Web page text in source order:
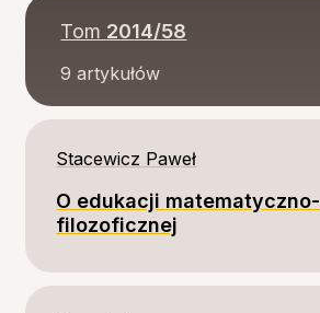
Tom 2014/58
9 artykułów
Stacewicz Paweł
O edukacji matematyczno-
filozoficznej